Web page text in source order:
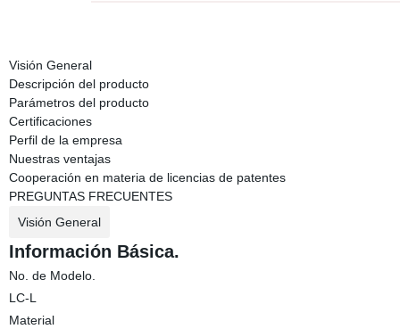
Visión General
Descripción del producto
Parámetros del producto
Certificaciones
Perfil de la empresa
Nuestras ventajas
Cooperación en materia de licencias de patentes
PREGUNTAS FRECUENTES
Visión General
Información Básica.
No. de Modelo.
LC-L
Material